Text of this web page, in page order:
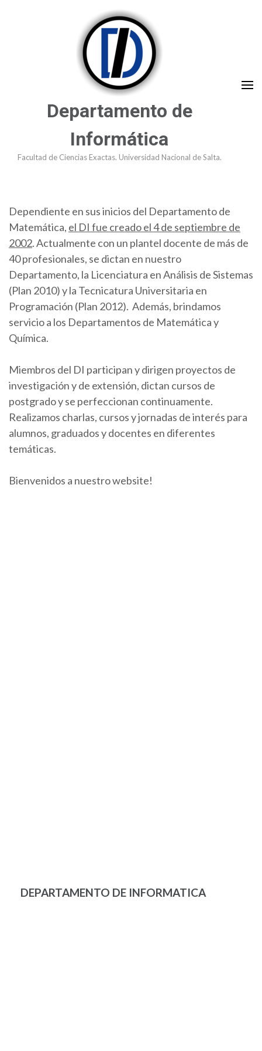
Departamento de
Informática
Facultad de Ciencias Exactas. Universidad Nacional de Salta.
Dependiente en sus inicios del Departamento de
Matemática, el DI fue creado el 4 de septiembre de
2002. Actualmente con un plantel docente de más de
40 profesionales, se dictan en nuestro
Departamento, la Licenciatura en Análisis de Sistemas
(Plan 2010) y la Tecnicatura Universitaria en
Programación (Plan 2012). Además, brindamos
servicio a los Departamentos de Matemática y
Química.
Miembros del DI participan y dirigen proyectos de
investigación y de extensión, dictan cursos de
postgrado y se perfeccionan continuamente.
Realizamos charlas, cursos y jornadas de interés para
alumnos, graduados y docentes en diferentes
temáticas.
Bienvenidos a nuestro website!
DEPARTAMENTO DE INFORMATICA